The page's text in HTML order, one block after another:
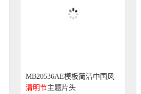
MB20536AE模板简洁中国风
清明节主题片头